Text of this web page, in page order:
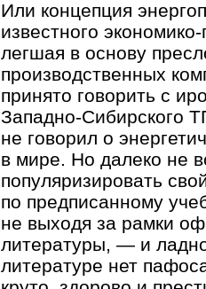
Или концепция
известного
легшая в основу
производственных
принято говорить с
Западно-Сибирского
не говорил о
в мире. Но далеко не
популяризировать
по предписанному
не выходя за рамки
литературы, — и
литературе нет